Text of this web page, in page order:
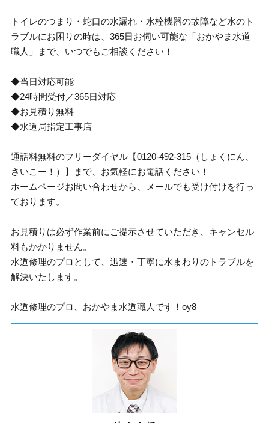
トイレのつまり・蛇口の水漏れ・水栓機器の故障など水のト
ラブルにお困りの時は、365日お伺い可能な「おかやま水道
職人」まで、いつでもご相談ください！
◆当日対応可能
◆24時間受付／365日対応
◆お見積り無料
◆水道局指定工事店
通話料無料のフリーダイヤル【0120-492-315（しょくにん、
さいこー！）】まで、お気軽にお電話ください！
ホームページお問い合わせから、メールでも受け付けを行っ
ております。
お見積りは必ず作業前にご提示させていただき、キャンセル
料もかかりません。
水道修理のプロとして、迅速・丁寧に水まわりのトラブルを
解決いたします。
水道修理のプロ、おかやま水道職人です！oy8